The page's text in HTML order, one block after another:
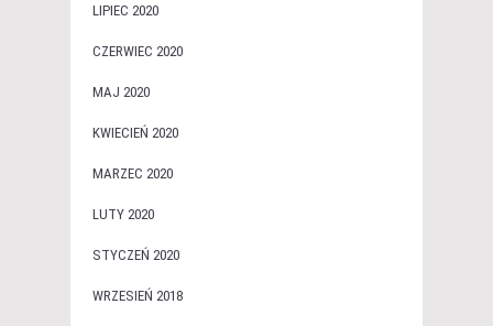
LIPIEC 2020
CZERWIEC 2020
MAJ 2020
KWIECIEŃ 2020
MARZEC 2020
LUTY 2020
STYCZEŃ 2020
WRZESIEŃ 2018